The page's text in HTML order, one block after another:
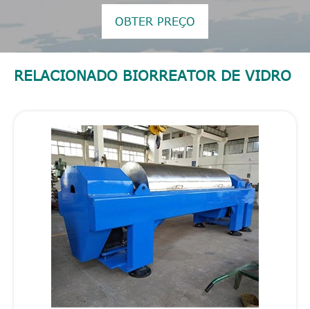
OBTER PREÇO
RELACIONADO BIORREATOR DE VIDRO